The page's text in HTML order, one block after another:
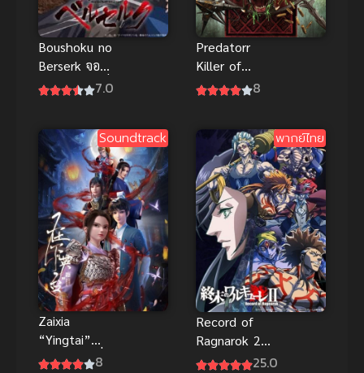
Boushoku no
Berserk จอม
ตะกละดาบคลั่ง
7.0
Predatorr
Killer of
Killers (2025)
แค้น
8
Soundtrack
Zaixia
“Yingtai”
(2024) ข้านี่
8
พากย์ไทย
Record of
Ragnarok 2
มหาศึกคนชน25.0